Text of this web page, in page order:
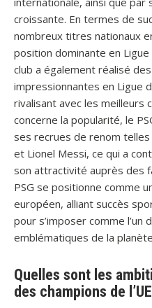
croissante. En termes de
nombreux titres nationaux
position dominante en
club a également réalisé
impressionnantes en Ligue
rivalisant avec les meilleurs
concerne la popularité, le
ses recrues de renom
et Lionel Messi, ce qui a
son attractivité auprès des
PSG se positionne comme
européen, alliant succès
pour s’imposer comme l’un
emblématiques de la
Quelles sont les
des champions de